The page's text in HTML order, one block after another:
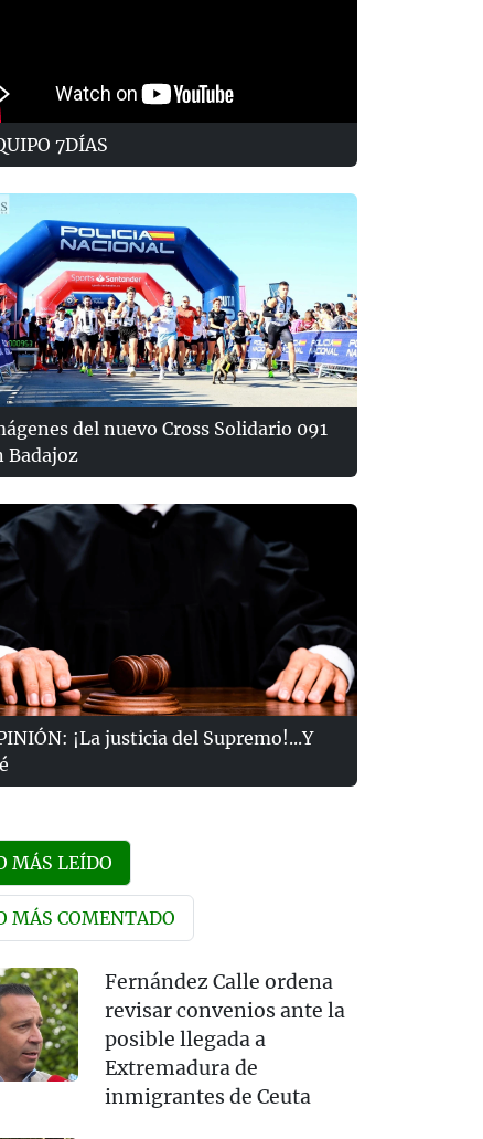
7DÍAS
del nuevo Cross Solidario 091
Badajoz
¡La justicia del Supremo!...Y
MÁS LEÍDO
MÁS COMENTADO
Fernández Calle ordena
revisar convenios ante la
posible llegada a
Extremadura de
inmigrantes de Ceuta